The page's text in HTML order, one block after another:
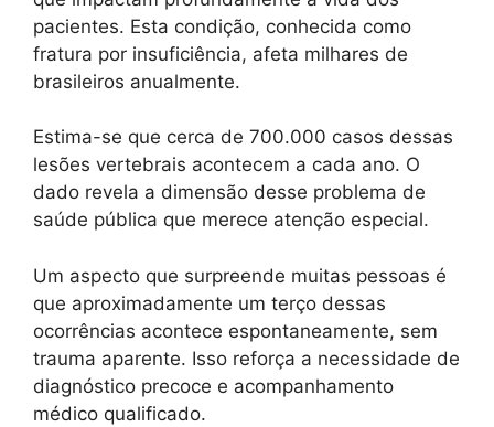
pacientes. Esta condição, conhecida como
fratura por insuficiência, afeta milhares de
brasileiros anualmente.
Estima-se que cerca de 700.000 casos dessas
lesões vertebrais acontecem a cada ano. O
dado revela a dimensão desse problema de
saúde pública que merece atenção especial.
Um aspecto que surpreende muitas pessoas é
que aproximadamente um terço dessas
ocorrências acontece espontaneamente, sem
trauma aparente. Isso reforça a necessidade de
diagnóstico precoce e acompanhamento
médico qualificado.